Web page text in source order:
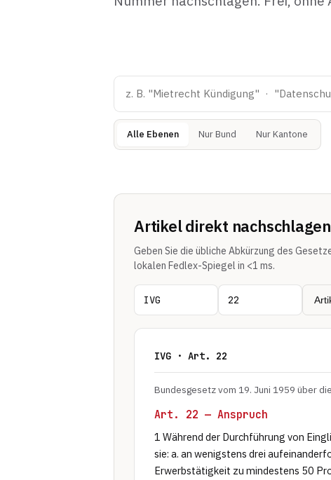
Alle Ebenen Nur Bund Nur Kantone
Artikel direkt nachschlagen
Geben Sie die übliche Abkürzung des
lokalen Fedlex-Spiegel in <1 ms.
IVG · Art. 22
Bundesgesetz vom 19. Juni 1959 über
Art. 22 — Anspruch
1 Während der Durchführung von
sie: a. an wenigstens drei
Erwerbstätigkeit zu mindestens 50